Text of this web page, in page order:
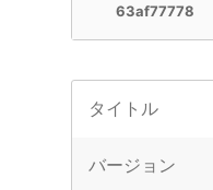
63af77778
タイトル
バージョン